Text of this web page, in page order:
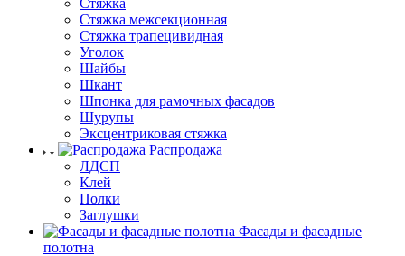
Стяжка
Стяжка межсекционная
Стяжка трапецивидная
Уголок
Шайбы
Шкант
Шпонка для рамочных фасадов
Шурупы
Эксцентриковая стяжка
Распродажа
ЛДСП
Клей
Полки
Заглушки
Фасады и фасадные
полотна